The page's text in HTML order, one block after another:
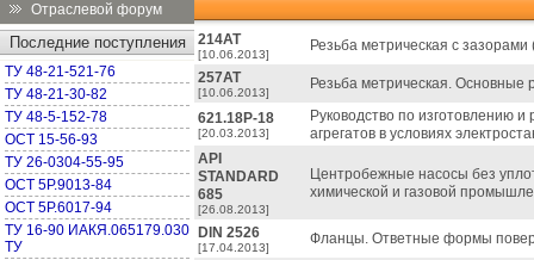
Отраслевой форум
Последние поступления
ТУ 48-21-521-76
ТУ 48-21-30-82
ТУ 48-5-152-78
ОСТ 15-56-93
ТУ 26-0304-55-95
ОСТ 5Р.9013-84
ОСТ 5Р.6017-94
ТУ 16-90 ИАКЯ.065179.030
ТУ
214АТ
[10.06.2013]
Резьба метрическая с
257АТ
[10.06.2013]
Резьба метрическая. Основные
621.18Р-18
[20.03.2013]
Руководство по изготовлению
агрегатов в условиях
API
STANDARD
685
[26.08.2013]
Центробежные насосы без
химической и газовой
DIN 2526
[17.04.2013]
Фланцы. Ответные формы